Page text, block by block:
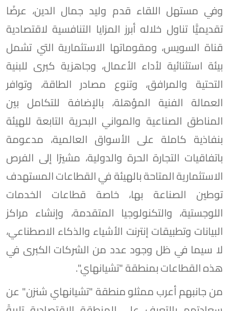
وفي مستهل اللقاء قدم وليد جمال الدين، عرضًا
تقديميًّا تناول خلاله أبرز المزايا التنافسية لاقتصادية
قناة السويس، ومقوماتها الاستثمارية التي تشمل
بيئة استثنائية لأداء الأعمال، وجاهزية كبرى للبنية
التحتية والمرافق، وتنوع مصادر الطاقة، وتوافر
العمالة الفنية المؤهلة، بالإضافة للتكامل بين
المناطق الصناعية والمواني البحرية التابعة للهيئة
بنفاذية كاملة على الأسواق العالمية، مدعومة
باتفاقيات التجارة الحرة والدولية، مشيرًا إلى الفرص
الاستثمارية المتاحة بالهيئة في القطاعات المستهدف
توطين الصناعة بها، خاصة قطاعات الخدمات
اللوجستية، والتكنولوجيا المتقدمة، وإنشاء مراكز
البيانات وتطبيقات إنترنت الأشياء والذكاء الاصطناعي،
لا سيما في ظل وجود عدد من الشركات الكبرى في
هذه القطاعات بمنطقة "تشيانهاي".
من جانبهم أعرب ممثلو منطقة "تشيانهاي شنزن" عن